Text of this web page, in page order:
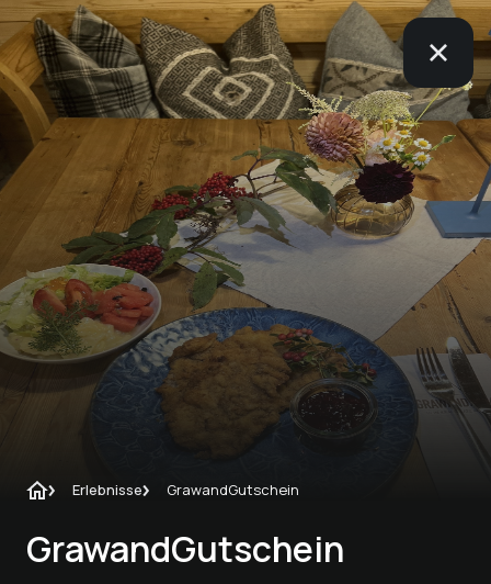
Erlebnisse GrawandGutschein
GrawandGutschein